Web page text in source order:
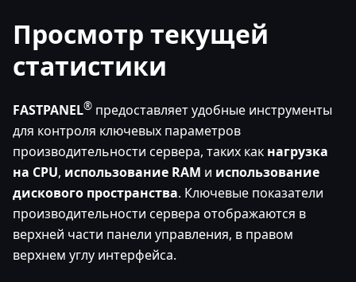
Просмотр текущей
статистики
FASTPANEL® предоставляет удобные инструменты
для контроля ключевых параметров
производительности сервера, таких как нагрузка
на CPU, использование RAM и использование
дискового пространства. Ключевые показатели
производительности сервера отображаются в
верхней части панели управления, в правом
верхнем углу интерфейса.